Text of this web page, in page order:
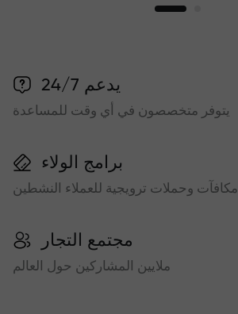
يدعم 24/7
يتوفر متخصصون في أي وقت للمساعدة
برامج الولاء
مكافآت وحملات ترويجية للعملاء النشطين
مجتمع التجار
ملايين المشاركين حول العالم